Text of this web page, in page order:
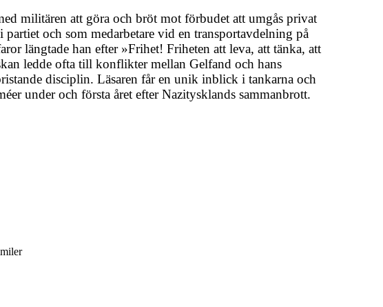
militären att göra och bröt mot förbudet att umgås privat
och som medarbetare vid en transportavdelning på
längtade han efter »Frihet! Friheten att leva, att tänka, att
ledde ofta till konflikter mellan Gelfand och hans
disciplin. Läsaren får en unik inblick i tankarna och
under och första året efter Nazitysklands sammanbrott.